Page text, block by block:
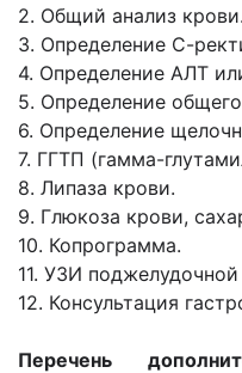
2. Общий анализ крови.
3. Определение С-
4. Определение АЛТ
5. Определение
6. Определение
7. ГГТП (гамма-
8. Липаза крови.
9. Глюкоза крови,
10. Копрограмма.
11. УЗИ
12. Консультация
Перечень